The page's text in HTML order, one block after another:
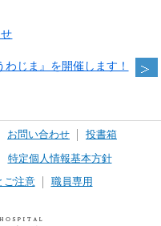
わじま』を開催します！
お問い合わせ 投書箱
特定個人情報基本方針
ご注意 職員専用